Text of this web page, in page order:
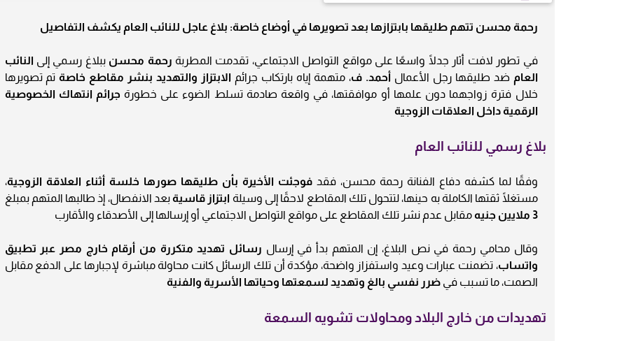
رحمة محسن تتهم طليقها بابتزازها بعد تصويرها في أوضاع خاصة: بلاغ عاجل للنائب العام يكشف التفاصيل
في تطور لافت أثار جدلًا واسعًا على مواقع التواصل الاجتماعي، تقدمت المطربة رحمة محسن ببلاغ رسمي إلى النائب
العام ضد طليقها رجل الأعمال أحمد. ف، متهمة إياه بارتكاب جرائم الابتزاز والتهديد بنشر مقاطع خاصةتم تصويرها
خلال فترة زواجهما دون علمها أو موافقتها، في واقعة صادمة تسلط الضوء على خطورة جرائم انتهاك الخصوصية
الرقمية داخل العلاقات الزوجية
بلاغ رسمي للنائب العام
وفقًا لما كشفه دفاع الفنانة رحمة محسن، فقدفوجئت الأخيرة بأن طليقها صورها خلسة أثناء العلاقة الزوجية،
مستغلًا ثقتها الكاملة به حينها، لتتحول تلك المقاطع لاحقًا إلى وسيلة ابتزاز قاسيةبعد الانفصال، إذ طالبها المتهم بمبلغ
3 ملايين جنيه
مقابل عدم نشر تلك المقاطع على مواقع التواصل الاجتماعي أو إرسالها إلى الأصدقاء والأقارب
وقال محامي رحمة في نص البلاغ، إن المتهم بدأ في إرسال رسائل تهديد متكررة من أرقام خارج مصر عبر تطبيق
واتساب، تضمنت عبارات وعيد واستفزاز واضحة، مؤكدة أن تلك الرسائل كانت محاولة مباشرة لإجبارها على الدفع مقابل
الصمت، ما تسبب فيضرر نفسي بالغ وتهديد لسمعتها وحياتها الأسرية والفنية
تهديدات من خارج البلاد ومحاولات تشويه السمعة